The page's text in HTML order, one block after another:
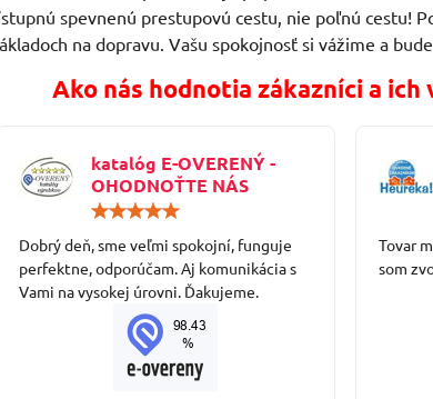
spevnenú prestupovú cestu, nie poľnú cestu!
na dopravu. Vašu spokojnosť si vážime a
Ako nás hodnotia zákazníci a
katalóg E-OVERENÝ -
OHODNOŤTE NÁS
/
5
Dobrý deň, sme veľmi spokojní, funguje
perfektne, odporúčam. Aj komunikácia s
Vami na vysokej úrovni. Ďakujeme.
Tovar
som